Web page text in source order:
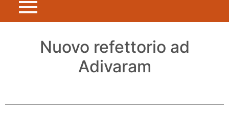
Nuovo refettorio ad
Adivaram